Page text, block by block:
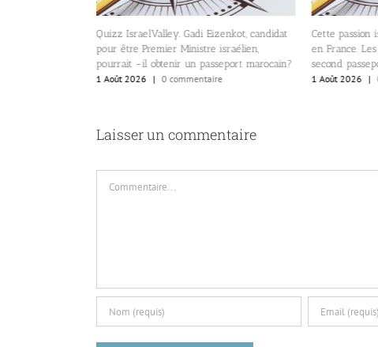
Gadi Eizenkot, candidat
Ministre israélien,
un passeport marocain?
Cette passion israélienne qui n’existe pas
en France. Les Israéliens cherchent un
second passeport.
1 Août 2026 |
Laisser un commentaire